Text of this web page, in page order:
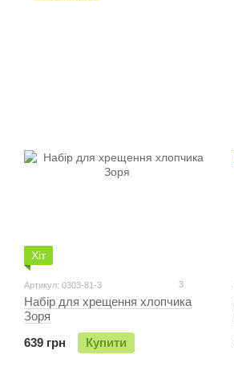
Хіт
Артикул: 0303-81-3 3
Набір для хрещення хлопчика
Зоря
639 грн
Купити